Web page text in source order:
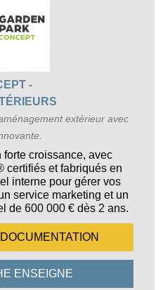
-
extérieur avec
croissance, avec
certifiés et fabriqués en
interne pour gérer vos
service marketing et un
de 600 000 € dès 2 ans.
DOCUMENTATION
ENSEIGNE